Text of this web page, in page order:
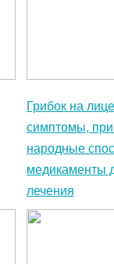
Грибок на
симптомы,
народные
медикаменты
лечения